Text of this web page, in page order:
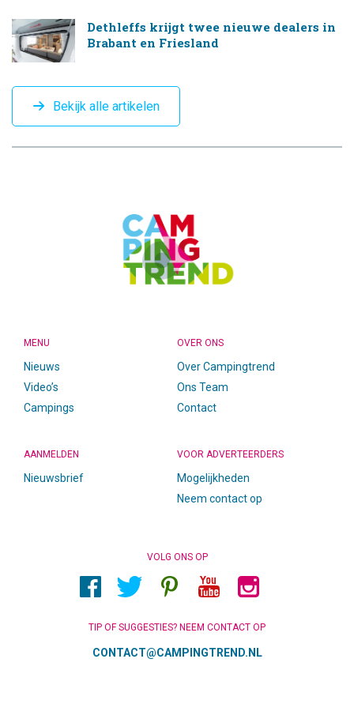
Dethleffs krijgt twee nieuwe dealers in
Brabant en Friesland
Bekijk alle artikelen
MENU
Nieuws
Video’s
Campings
OVER ONS
Over Campingtrend
Ons Team
Contact
AANMELDEN
Nieuwsbrief
VOOR ADVERTEERDERS
Mogelijkheden
Neem contact op
VOLG ONS OP
TIP OF SUGGESTIES? NEEM CONTACT OP
CONTACT@CAMPINGTREND.NL